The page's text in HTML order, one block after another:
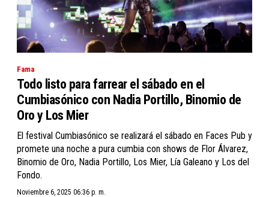
Fama
Todo listo para farrear el sábado en el
Cumbiasónico con Nadia Portillo, Binomio de
Oro y Los Mier
El festival Cumbiasónico se realizará el sábado en Faces Pub y
promete una noche a pura cumbia con shows de Flor Álvarez,
Binomio de Oro, Nadia Portillo, Los Mier, Lía Galeano y Los del
Fondo.
Noviembre 6, 2025 06:36 p. m.